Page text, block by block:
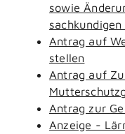
sowie
sachkundigen
Antrag auf
stellen
Antrag auf
Antrag zur
Anzeige -